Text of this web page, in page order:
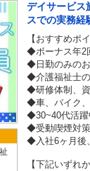
デイサービス
スでの実務経
【おすすめポ
◆ボーナス年2
◆日勤のみの
◆介護福祉士
◆研修体制、
◆車、バイク
◆30~40代活躍
◆受動喫煙対策
◆入社6ヶ月後
【下記いずれ